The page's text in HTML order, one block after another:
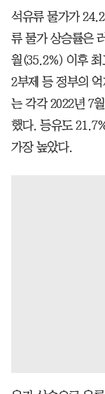
석유류 물가가
류 물가 상승률은
월(35.2%) 이후 최
2부제 등 정부의
는 각각 2022년 7
했다. 등유도
가장 높았다.